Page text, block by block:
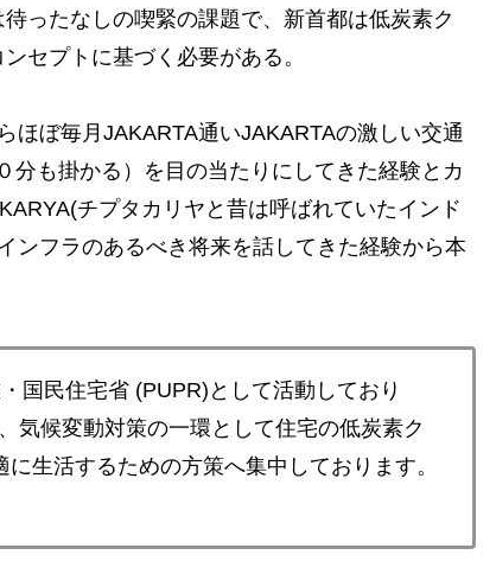
ったなしの喫緊の課題で、新首都は低炭素ク
セプトに基づく必要がある。
ほぼ毎月JAKARTA通いJAKARTAの激しい交通
も掛かる）を目の当たりにしてきた経験とカ
チプタカリヤと昔は呼ばれていたインド
ンフラのあるべき将来を話してきた経験から本
国民住宅省 (PUPR)として活動しており
気候変動対策の一環として住宅の低炭素ク
生活するための方策へ集中しております。